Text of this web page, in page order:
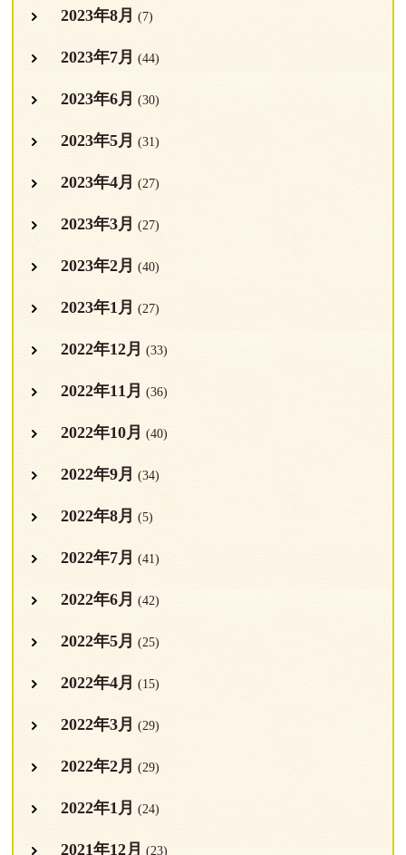
2023年8月 (7)
2023年7月 (44)
2023年6月 (30)
2023年5月 (31)
2023年4月 (27)
2023年3月 (27)
2023年2月 (40)
2023年1月 (27)
2022年12月 (33)
2022年11月 (36)
2022年10月 (40)
2022年9月 (34)
2022年8月 (5)
2022年7月 (41)
2022年6月 (42)
2022年5月 (25)
2022年4月 (15)
2022年3月 (29)
2022年2月 (29)
2022年1月 (24)
2021年12月 (23)